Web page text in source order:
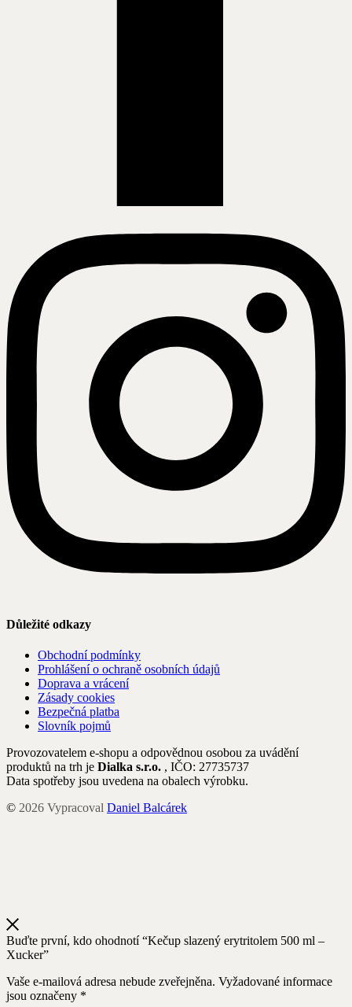
Důležité odkazy
Obchodní podmínky
Prohlášení o ochraně osobních údajů
Doprava a vrácení
Zásady cookies
Bezpečná platba
Slovník pojmů
Provozovatelem e-shopu a odpovědnou osobou za uvádění
produktů na trh je Dialka s.r.o. , IČO: 27735737
Data spotřeby jsou uvedena na obalech výrobku.
© 2026 Vypracoval Daniel Balcárek
Buďte první, kdo ohodnotí “Kečup slazený erytritolem 500 ml –
Xucker”
Vaše e-mailová adresa nebude zveřejněna. Vyžadované informace
jsou označeny *